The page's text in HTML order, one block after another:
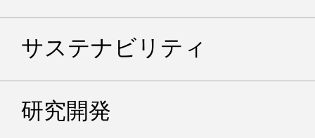
サステナビリティ
研究開発